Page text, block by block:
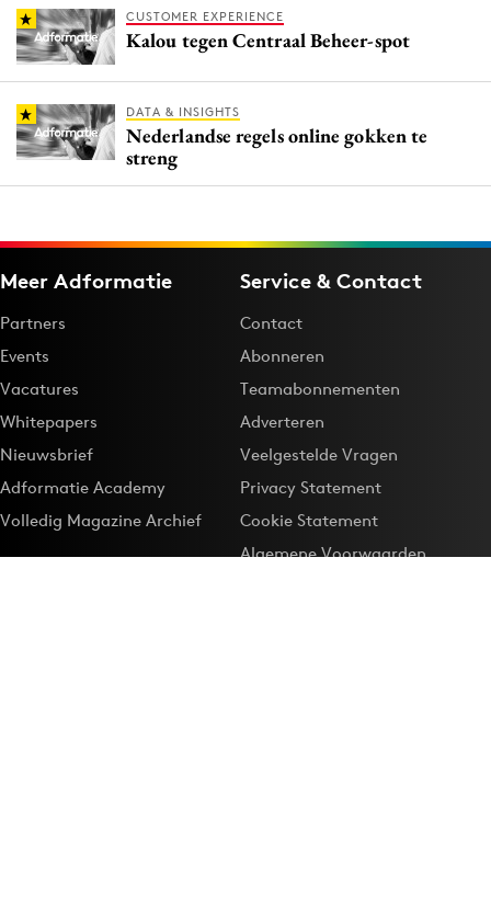
CUSTOMER EXPERIENCE
Kalou tegen Centraal Beheer-spot
DATA & INSIGHTS
Nederlandse regels online gokken te
streng
Meer Adformatie
Partners
Events
Vacatures
Whitepapers
Nieuwsbrief
Adformatie Academy
Volledig Magazine Archief
Service & Contact
Contact
Abonneren
Teamabonnementen
Adverteren
Veelgestelde Vragen
Privacy Statement
Cookie Statement
Algemene Voorwaarden